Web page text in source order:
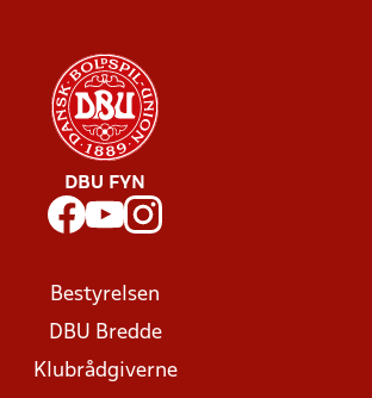
DBU FYN
Bestyrelsen
DBU Bredde
Klubrådgiverne